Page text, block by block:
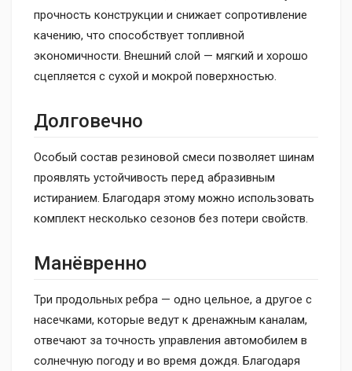
прочность конструкции и снижает сопротивление
качению, что способствует топливной
экономичности. Внешний слой — мягкий и хорошо
сцепляется с сухой и мокрой поверхностью.
Долговечно
Особый состав резиновой смеси позволяет шинам
проявлять устойчивость перед абразивным
истиранием. Благодаря этому можно использовать
комплект несколько сезонов без потери свойств.
Манёвренно
Три продольных ребра — одно цельное, а другое с
насечками, которые ведут к дренажным каналам,
отвечают за точность управления автомобилем в
солнечную погоду и во время дождя. Благодаря